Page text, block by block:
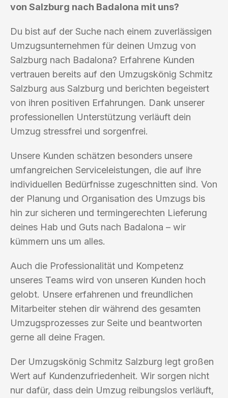
von Salzburg nach Badalona mit uns?
Du bist auf der Suche nach einem zuverlässigen
Umzugsunternehmen für deinen Umzug von
Salzburg nach Badalona? Erfahrene Kunden
vertrauen bereits auf den Umzugskönig Schmitz
Salzburg aus Salzburg und berichten begeistert
von ihren positiven Erfahrungen. Dank unserer
professionellen Unterstützung verläuft dein
Umzug stressfrei und sorgenfrei.
Unsere Kunden schätzen besonders unsere
umfangreichen Serviceleistungen, die auf ihre
individuellen Bedürfnisse zugeschnitten sind. Von
der Planung und Organisation des Umzugs bis
hin zur sicheren und termingerechten Lieferung
deines Hab und Guts nach Badalona – wir
kümmern uns um alles.
Auch die Professionalität und Kompetenz
unseres Teams wird von unseren Kunden hoch
gelobt. Unsere erfahrenen und freundlichen
Mitarbeiter stehen dir während des gesamten
Umzugsprozesses zur Seite und beantworten
gerne all deine Fragen.
Der Umzugskönig Schmitz Salzburg legt großen
Wert auf Kundenzufriedenheit. Wir sorgen nicht
nur dafür, dass dein Umzug reibungslos verläuft,